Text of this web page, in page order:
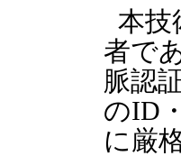
本技
者で
脈認
のID
に厳